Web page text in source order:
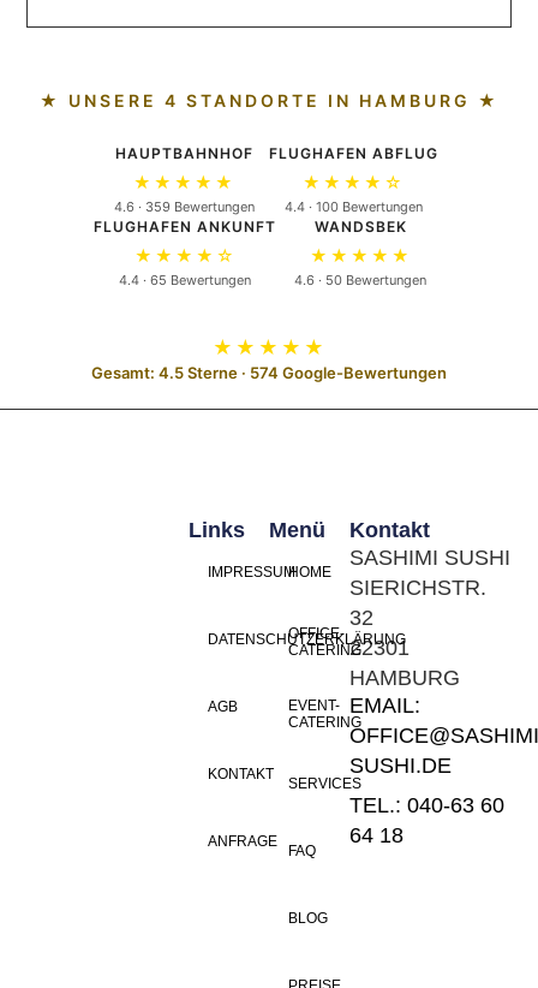
★ UNSERE 4 STANDORTE IN HAMBURG ★
HAUPTBAHNHOF
★★★★★
4.6 · 359 Bewertungen
FLUGHAFEN ABFLUG
★★★★☆
4.4 · 100 Bewertungen
FLUGHAFEN ANKUNFT
★★★★☆
4.4 · 65 Bewertungen
WANDSBEK
★★★★★
4.6 · 50 Bewertungen
★★★★★
Gesamt: 4.5 Sterne · 574 Google-Bewertungen
Menü
HOME
OFFICE-
CATERING
EVENT-
CATERING
SERVICES
FAQ
BLOG
Links
IMPRESSUM
DATENSCHUTZERKLÄRUNG
AGB
KONTAKT
ANFRAGE
Kontakt
SASHIMI SUSHI
SIERICHSTR.
32
22301
HAMBURG
EMAIL:
SUSHI.DE
TEL.: 040-63 60
64 18